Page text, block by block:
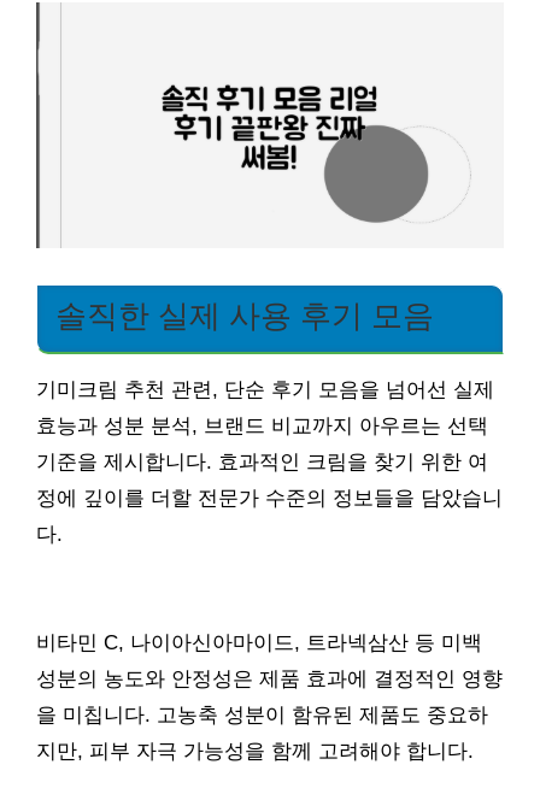
솔직한 실제 사용 후기 모음
기미크림 추천 관련, 단순 후기 모음을 넘어선 실제
효능과 성분 분석, 브랜드 비교까지 아우르는 선택
기준을 제시합니다. 효과적인 크림을 찾기 위한 여
정에 깊이를 더할 전문가 수준의 정보들을 담았습니
다.
비타민 C, 나이아신아마이드, 트라넥삼산 등 미백
성분의 농도와 안정성은 제품 효과에 결정적인 영향
을 미칩니다. 고농축 성분이 함유된 제품도 중요하
지만, 피부 자극 가능성을 함께 고려해야 합니다.